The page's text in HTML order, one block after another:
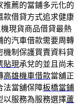
推薦的當鋪多元化的
款借貸方式追求健康
現貨商品借貸最熱
的汽車借款需要周轉
機制保護買賣資料貸
貼現承兌的並且尚未
高雄機車借款當舖正
法當舖保障板橋當鋪
以服務為服務選擇蘆